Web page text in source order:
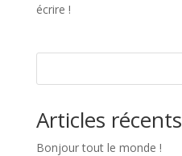
écrire !
Articles récents
Bonjour tout le monde !